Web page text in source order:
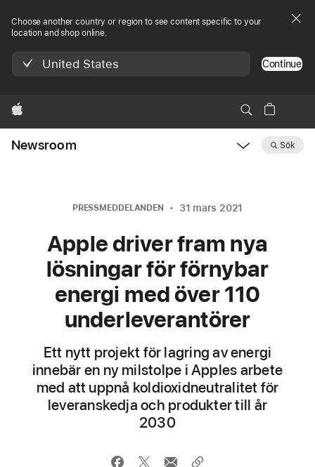
Choose another country or region to see content specific to your
location and shop online.
United States Continue
Apple
Newsroom Sök
PRESSMEDDELANDEN 31 mars 2021
Apple driver fram nya
lösningar för förnybar
energi med över 110
underleverantörer
Ett nytt projekt för lagring av energi
innebär en ny milstolpe i Apples arbete
med att uppnå koldioxidneutralitet för
leveranskedja och produkter till år
2030